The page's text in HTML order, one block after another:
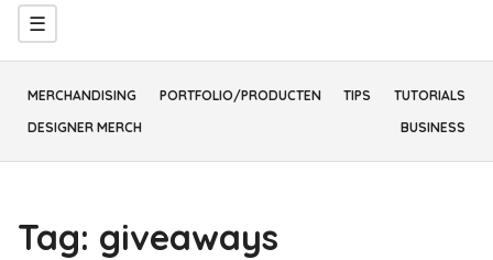
Menu
☰
MERCHANDISING PORTFOLIO/PRODUCTEN TIPS
TUTORIALS
DESIGNER MERCH
BUSINESS
Tag: giveaways